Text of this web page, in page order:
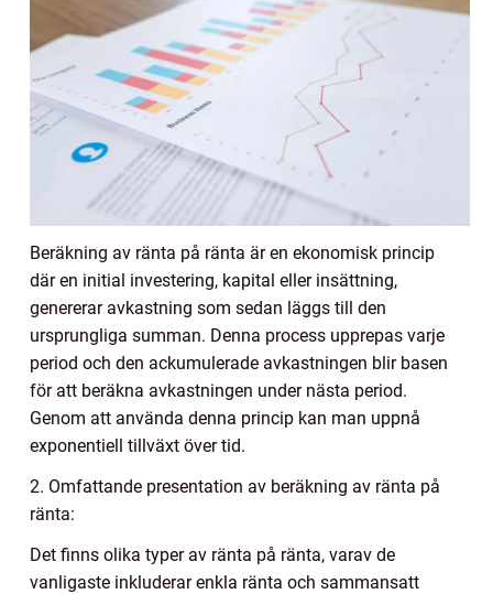
Beräkning av ränta på ränta är en ekonomisk princip
där en initial investering, kapital eller insättning,
genererar avkastning som sedan läggs till den
ursprungliga summan. Denna process upprepas varje
period och den ackumulerade avkastningen blir basen
för att beräkna avkastningen under nästa period.
Genom att använda denna princip kan man uppnå
exponentiell tillväxt över tid.
2. Omfattande presentation av beräkning av ränta på
ränta:
Det finns olika typer av ränta på ränta, varav de
vanligaste inkluderar enkla ränta och sammansatt